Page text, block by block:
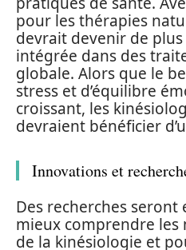
pour les thérapies
devrait devenir de
intégrée dans des
globale. Alors que le
stress et d’équilibre
croissant, les
devraient bénéficier
Innovations et
Des recherches
mieux comprendre les
de la kinésiologie et